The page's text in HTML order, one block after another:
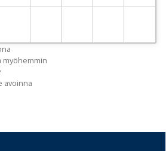
myöhemmin
avoinna